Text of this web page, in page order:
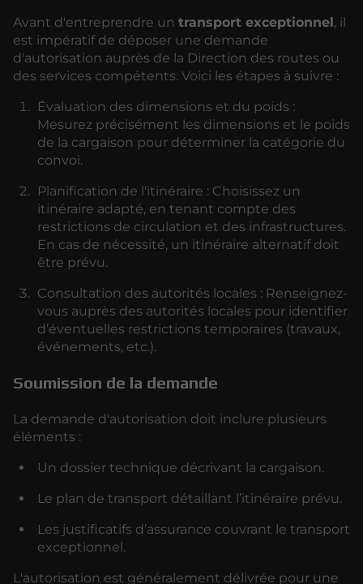
Avant d'entreprendre un transport exceptionnel, il
est impératif de déposer une demande
d'autorisation auprès de la Direction des routes ou
des services compétents. Voici les étapes à suivre :
Évaluation des dimensions et du poids :
Mesurez précisément les dimensions et le poids
de la cargaison pour déterminer la catégorie du
convoi.
Planification de l'itinéraire : Choisissez un
itinéraire adapté, en tenant compte des
restrictions de circulation et des infrastructures.
En cas de nécessité, un itinéraire alternatif doit
être prévu.
Consultation des autorités locales : Renseignez-
vous auprès des autorités locales pour identifier
d’éventuelles restrictions temporaires (travaux,
événements, etc.).
Soumission de la demande
La demande d'autorisation doit inclure plusieurs
éléments :
Un dossier technique décrivant la cargaison.
Le plan de transport détaillant l’itinéraire prévu.
Les justificatifs d’assurance couvrant le transport
exceptionnel.
L'autorisation est généralement délivrée pour une